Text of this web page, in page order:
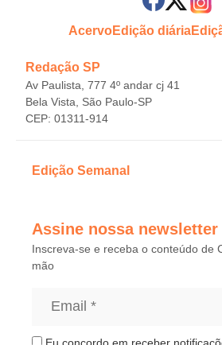
AcervoEdição diária
Redação SP
Av Paulista, 777 4º andar cj 41
Bela Vista, São Paulo-SP
CEP: 01311-914
Edição Semanal
Assine nossa newsletter
Inscreva-se e receba o conteúdo de
mão
Eu concordo em receber